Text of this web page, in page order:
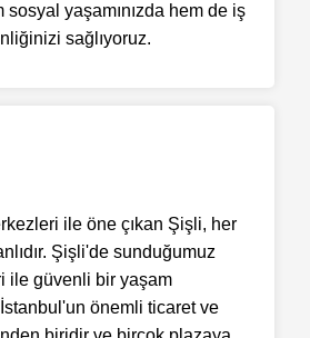
yaşamınızda hem de iş
sağlıyoruz.
ile öne çıkan Şişli, her
Şişli'de sunduğumuz
ile güvenli bir yaşam
önemli ticaret ve